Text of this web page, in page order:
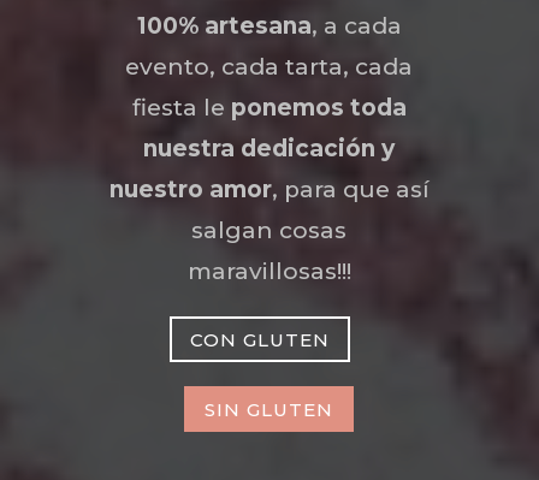
100% artesana, a cada
evento, cada tarta, cada
fiesta le ponemos toda
nuestra dedicación y
nuestro amor, para que así
salgan cosas
maravillosas!!!
CON GLUTEN
SIN GLUTEN